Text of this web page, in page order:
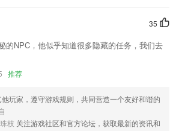
专业教师、市场营销、新闻传媒、策略、销售、
士，爱好写作、影视音乐、厨艺、旅行的有趣灵
适的老师一起学习。
特长科目等信息，展示清晰的学校信息。
对性的进行学习很不错；还会帮助大家智能的整
记录鸟的生活习性，潜移默化中提升用户的环境
35
的NPC，他似乎知道很多隐藏的任务，我们去
推荐
他玩家，遵守游戏规则，共同营造一个友好和谐的
枝 关注游戏社区和官方论坛，获取最新的资讯和